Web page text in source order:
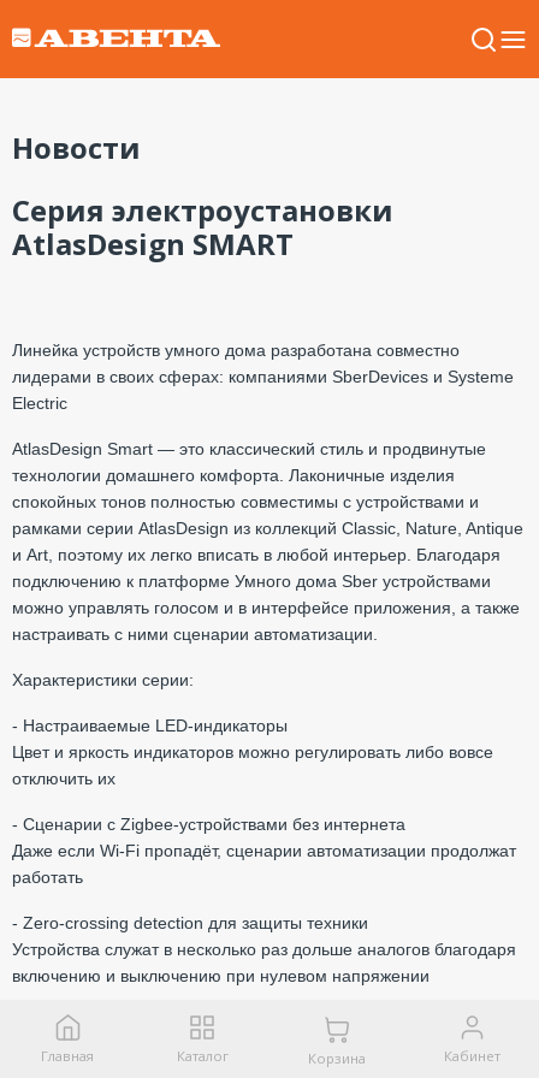
Новости
Серия электроустановки
AtlasDesign SMART
Линейка устройств умного дома разработана совместно
лидерами в своих сферах: компаниями SberDevices и Systeme
Electric
AtlasDesign Smart — это классический стиль и продвинутые
технологии домашнего комфорта. Лаконичные изделия
спокойных тонов полностью совместимы с устройствами и
рамками серии AtlasDesign из коллекций Classic, Nature, Antique
и Art, поэтому их легко вписать в любой интерьер. Благодаря
подключению к платформе Умного дома Sber устройствами
можно управлять голосом и в интерфейсе приложения, а также
настраивать с ними сценарии автоматизации.
Характеристики серии:
- Настраиваемые LED-индикаторы
Цвет и яркость индикаторов можно регулировать либо вовсе
отключить их
- Сценарии с Zigbee-устройствами без интернета
Даже если Wi-Fi пропадёт, сценарии автоматизации продолжат
работать
- Zero-crossing detection для защиты техники
Устройства служат в несколько раз дольше аналогов благодаря
включению и выключению при нулевом напряжении
- Протокол Zigbee 3.0 для стабильной передачи сигнала
Устройства линейки AtlasDesign Smart подключаются к Умному
Главная Каталог Корзина Кабинет